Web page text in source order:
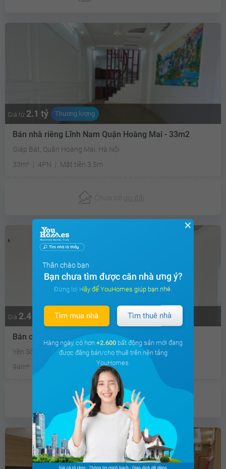
Giá từ 2.1 tỷ Thương lượng
Bán nhà riêng Lĩnh Nam Quận Hoàng Mai - 33m2
Giáp Bát, Quận Hoàng Mai, Hà Nội
33m²
4PN Mặt tiền 3.5m
Chưa có ưu đãi
Giá 2.4 tỷ
Bán căn hộ chung cư Gamuda Garden
Yên Sở, Quận Hoàng Mai, Hà Nội
94m²
Tây Bắc - Tây Nam
Đã giao dịch
✕
Thân chào bạn
Bạn chưa tìm được căn nhà ưng ý?
Đừng lo! Hãy để YouHomes giúp bạn nhé.
Tìm mua nhà Tìm thuê nhà
Hàng ngày, có hơn +2.600 bất động sản mới đang
được đăng bán/cho thuê trên nền tảng
YouHomes.